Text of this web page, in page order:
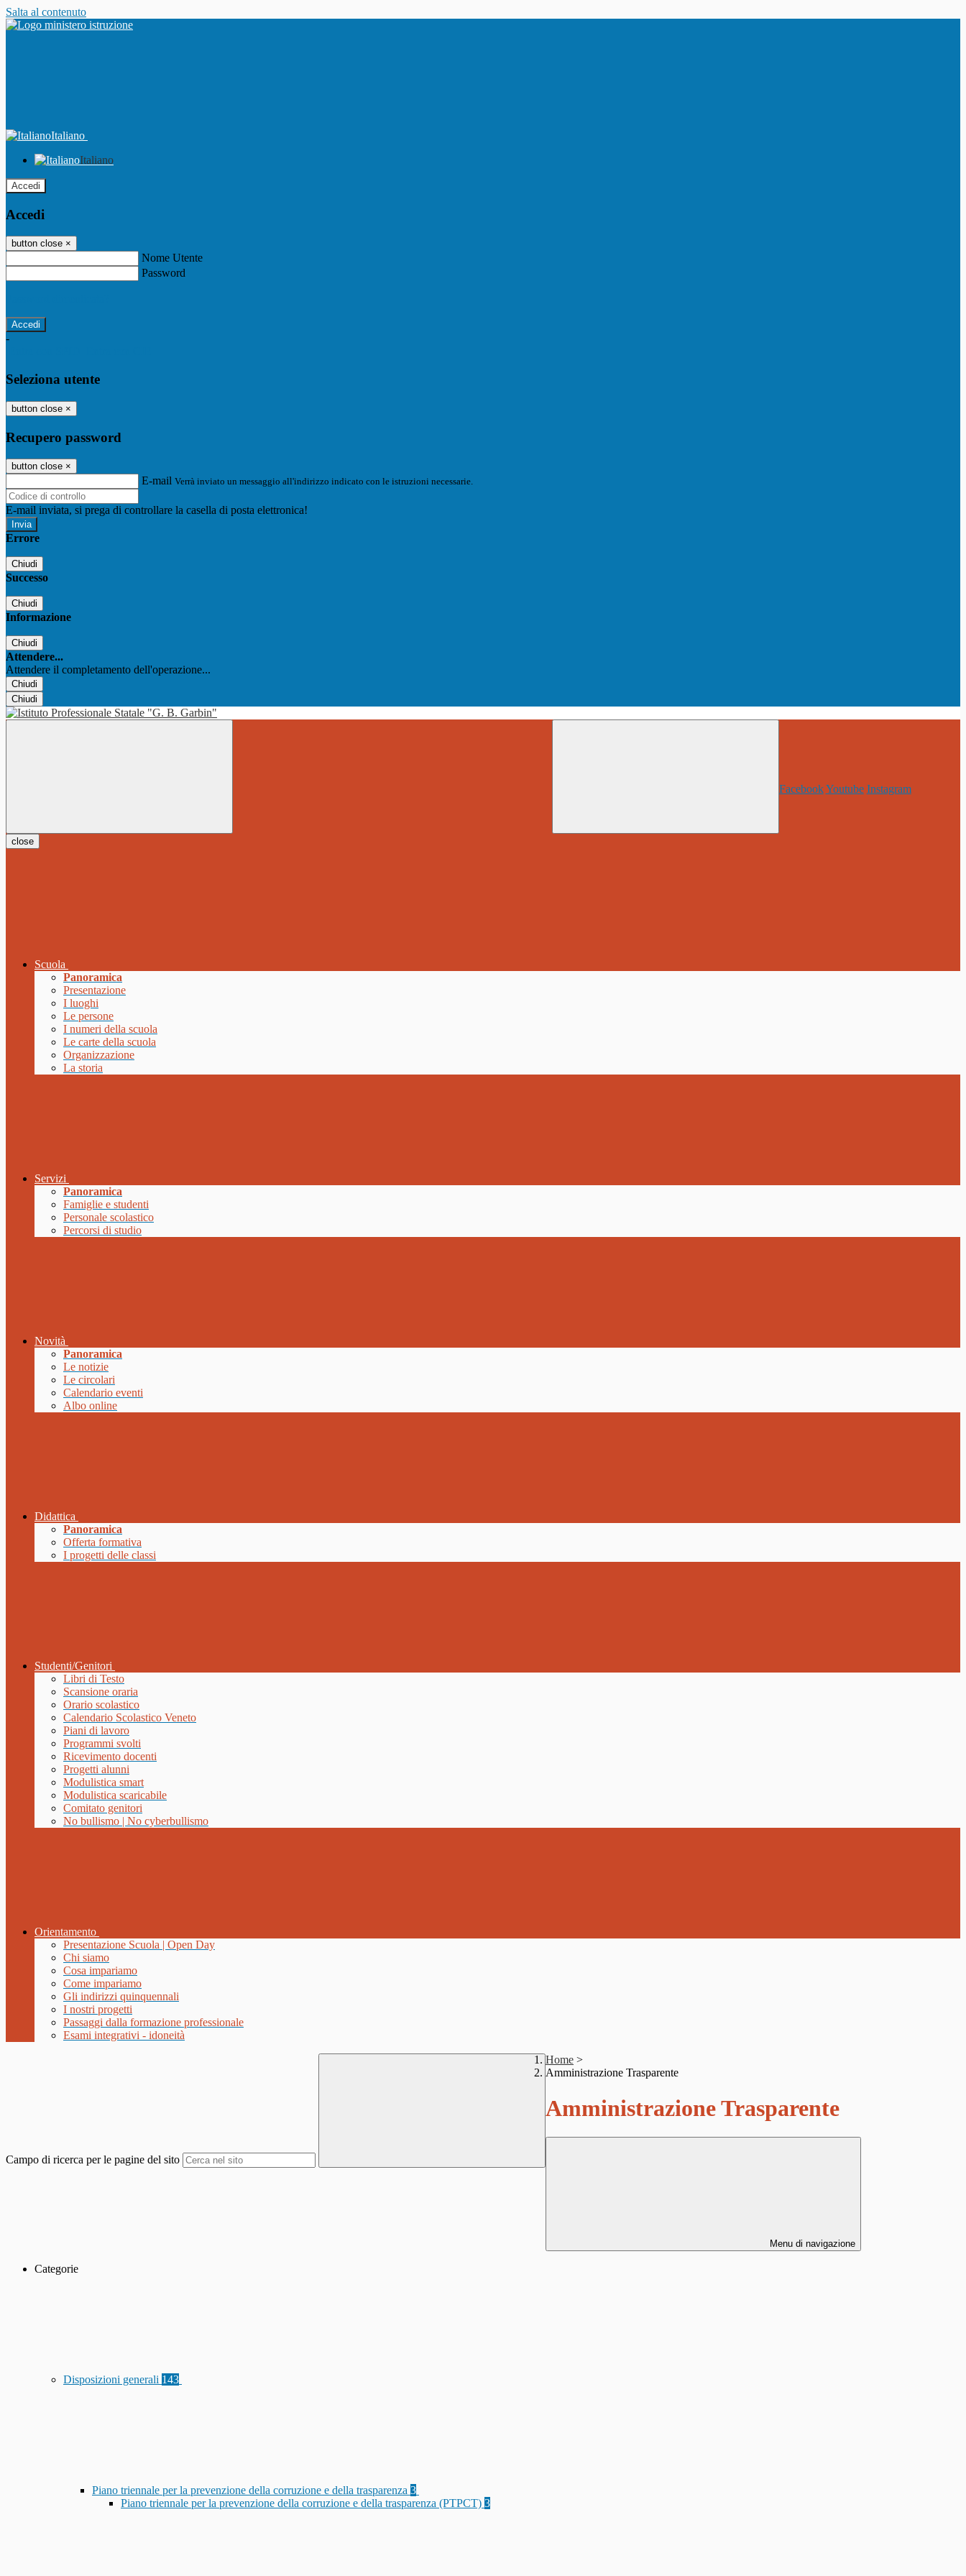
Salta al contenuto
Italiano
Italiano
Accedi
Accedi
button close ×
Nome Utente
Password
-
Seleziona utente
button close ×
Recupero password
button close ×
E-mail Verrà inviato un messaggio all'indirizzo indicato con le istruzioni necessarie.
E-mail inviata, si prega di controllare la casella di posta elettronica!
Errore
Chiudi
Successo
Chiudi
Informazione
Chiudi
Attendere...
Attendere il completamento dell'operazione...
Chiudi
Chiudi
FacebookYoutube Instagram
close
Scuola
Panoramica
Presentazione
I luoghi
Le persone
I numeri della scuola
Le carte della scuola
Organizzazione
La storia
Servizi
Panoramica
Famiglie e studenti
Personale scolastico
Percorsi di studio
Novità
Panoramica
Le notizie
Le circolari
Calendario eventi
Albo online
Didattica
Panoramica
Offerta formativa
I progetti delle classi
Studenti/Genitori
Libri di Testo
Scansione oraria
Orario scolastico
Calendario Scolastico Veneto
Piani di lavoro
Programmi svolti
Ricevimento docenti
Progetti alunni
Modulistica smart
Modulistica scaricabile
Comitato genitori
No bullismo | No cyberbullismo
Orientamento
Presentazione Scuola | Open Day
Chi siamo
Cosa impariamo
Come impariamo
Gli indirizzi quinquennali
I nostri progetti
Passaggi dalla formazione professionale
Esami integrativi - idoneità
Campo di ricerca per le pagine del sito
Home >
Amministrazione Trasparente
Amministrazione Trasparente
Menu di navigazione
Categorie
Disposizioni generali 143
Piano triennale per la prevenzione della corruzione e della trasparenza 3
Piano triennale per la prevenzione della corruzione e della trasparenza (PTPCT) 3